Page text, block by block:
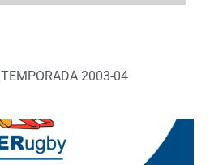
TEMPORADA 2003-04